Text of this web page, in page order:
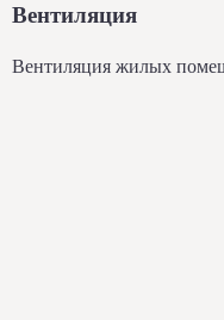
Вентиляция
Вентиляция жилых